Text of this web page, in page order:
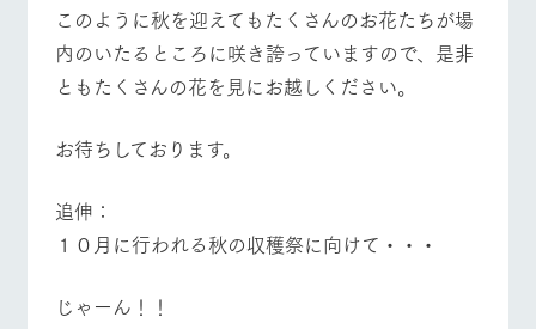
このように秋を迎えてもたくさんのお花たちが場
内のいたるところに咲き誇っていますので、是非
ともたくさんの花を見にお越しください。
お待ちしております。
追伸：
１０月に行われる秋の収穫祭に向けて・・・
じゃーん！！